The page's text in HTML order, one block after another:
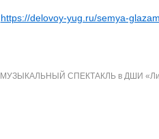
https://delovoy-yug.ru/semya-
МУЗЫКАЛЬНЫЙ СПЕКТАКЛЬ в ДШИ